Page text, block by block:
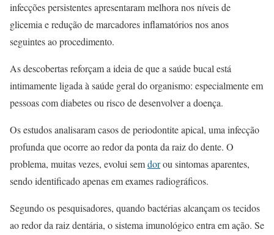
infecções persistentes apresentaram melhora nos níveis de
glicemia e redução de marcadores inflamatórios nos anos
seguintes ao procedimento.
As descobertas reforçam a ideia de que a saúde bucal está
intimamente ligada à saúde geral do organismo: especialmente em
pessoas com diabetes ou risco de desenvolver a doença.
Os estudos analisaram casos de periodontite apical, uma infecção
profunda que ocorre ao redor da ponta da raiz do dente. O
problema, muitas vezes, evolui semdorou sintomas aparentes,
sendo identificado apenas em exames radiográficos.
Segundo os pesquisadores, quando bactérias alcançam os tecidos
ao redor da raiz dentária, o sistema imunológico entra em ação. Se